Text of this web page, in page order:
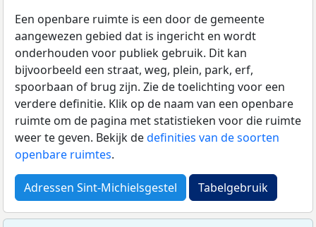
Een openbare ruimte is een door de gemeente
aangewezen gebied dat is ingericht en wordt
onderhouden voor publiek gebruik. Dit kan
bijvoorbeeld een straat, weg, plein, park, erf,
spoorbaan of brug zijn. Zie de toelichting voor een
verdere definitie. Klik op de naam van een openbare
ruimte om de pagina met statistieken voor die ruimte
weer te geven. Bekijk dedefinities van de soorten
openbare ruimtes.
Adressen Sint-Michielsgestel Tabelgebruik